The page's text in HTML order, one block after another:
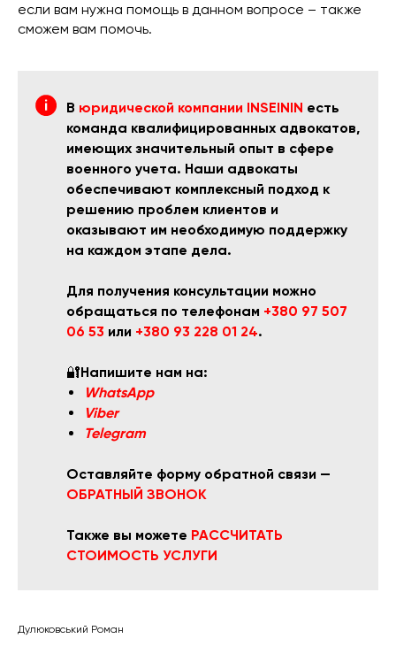
если вам нужна помощь в данном вопросе – также
сможем вам помочь.
В юридической компании INSEININ есть
команда квалифицированных адвокатов,
имеющих значительный опыт в сфере
военного учета. Наши адвокаты
обеспечивают комплексный подход к
решению проблем клиентов и
оказывают им необходимую поддержку
на каждом этапе дела.
Для получения консультации можно
обращаться по телефонам +380 97 507
06 53 или +380 93 228 01 24.
🔐Напишите нам на:
WhatsApp
Viber
Telegram
Оставляйте форму обратной связи —
ОБРАТНЫЙ ЗВОНОК
Также вы можете РАССЧИТАТЬ
СТОИМОСТЬ УСЛУГИ
Дулюковський Роман